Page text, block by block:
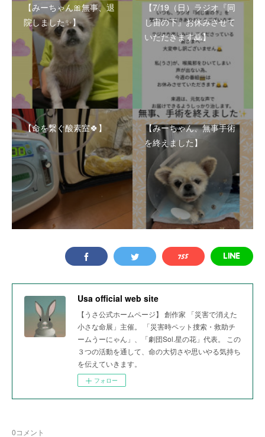
【みーちゃん🎀無事、退
院しました✨】
【7/19（日）ラジオ『同
じ宙の下』お休みさせて
いただきます🙇】
【命を繋ぐ酸素室🍀】
【みーちゃん、無事手術
を終えました】
Usa official web site
【うさ公式ホームページ】 創作家 「災害で消えた
小さな命展」主催。 「災害時ペット捜索・救助チ
ームうーにゃん」、「劇団Sol.星の花」代表。 この
３つの活動を通して、命の大切さや思いやる気持ち
を伝えていきます。
フォロー
0コメント